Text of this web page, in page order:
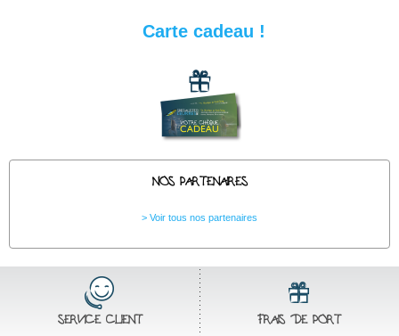
Carte cadeau !
NOS PARTENAIRES
Voir tous nos partenaires
SERVICE CLIENT FRAIS DE PORT